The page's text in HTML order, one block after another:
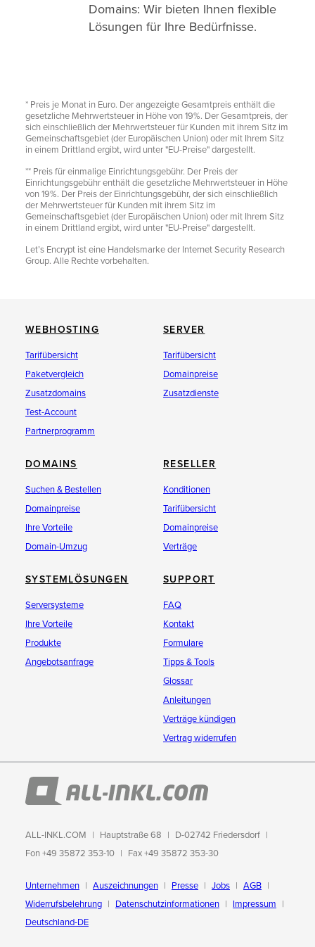
Domains: Wir bieten Ihnen flexible
Lösungen für Ihre Bedürfnisse.
* Preis je Monat in Euro. Der angezeigte Gesamtpreis enthält die
gesetzliche Mehrwertsteuer in Höhe von 19%. Der Gesamtpreis, der
sich einschließlich der Mehrwertsteuer für Kunden mit ihrem Sitz im
Gemeinschaftsgebiet (der Europäischen Union) oder mit Ihrem Sitz
in einem Drittland ergibt, wird unter "EU-Preise" dargestellt.
** Preis für einmalige Einrichtungsgebühr. Der Preis der
Einrichtungsgebühr enthält die gesetzliche Mehrwertsteuer in Höhe
von 19%. Der Preis der Einrichtungsgebühr, der sich einschließlich
der Mehrwertsteuer für Kunden mit ihrem Sitz im
Gemeinschaftsgebiet (der Europäischen Union) oder mit Ihrem Sitz
in einem Drittland ergibt, wird unter "EU-Preise" dargestellt.
Let’s Encrypt ist eine Handelsmarke der Internet Security Research
Group. Alle Rechte vorbehalten.
WEBHOSTING
Tarifübersicht
Paketvergleich
Zusatzdomains
Test-Account
Partnerprogramm
SERVER
Tarifübersicht
Domainpreise
Zusatzdienste
DOMAINS
Suchen & Bestellen
Domainpreise
Ihre Vorteile
Domain-Umzug
RESELLER
Konditionen
Tarifübersicht
Domainpreise
Verträge
SYSTEMLÖSUNGEN
Serversysteme
Ihre Vorteile
Produkte
Angebotsanfrage
SUPPORT
FAQ
Kontakt
Formulare
Tipps & Tools
Glossar
Anleitungen
Verträge kündigen
Vertrag widerrufen
ALL-INKL.COM Hauptstraße 68
D-02742 Friedersdorf
Fon +49 35872 353-10
Fax +49 35872 353-30
Unternehmen Auszeichnungen Presse Jobs
AGB
Widerrufsbelehrung
Datenschutzinformationen
Impressum
Deutschland-DE